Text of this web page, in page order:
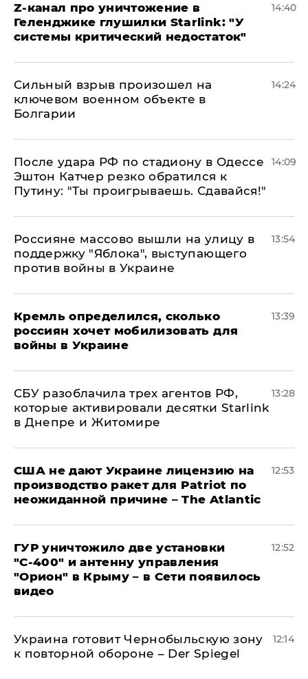
Z-канал про уничтожение в
Геленджике глушилки Starlink: "У
системы критический недостаток"
14:40
Сильный взрыв произошел на
ключевом военном объекте в
Болгарии
14:24
После удара РФ по стадиону в Одессе
Эштон Катчер резко обратился к
Путину: "Ты проигрываешь. Сдавайся!"
14:09
Россияне массово вышли на улицу в
поддержку "Яблока", выступающего
против войны в Украине
13:54
Кремль определился, сколько
россиян хочет мобилизовать для
войны в Украине
13:39
СБУ разоблачила трех агентов РФ,
которые активировали десятки Starlink
в Днепре и Житомире
13:28
США не дают Украине лицензию на
производство ракет для Patriot по
неожиданной причине – The Atlantic
12:53
ГУР уничтожило две установки
"С‑400" и антенну управления
"Орион" в Крыму – в Сети появилось
видео
12:52
Украина готовит Чернобыльскую зону
к повторной обороне – Der Spiegel
12:14